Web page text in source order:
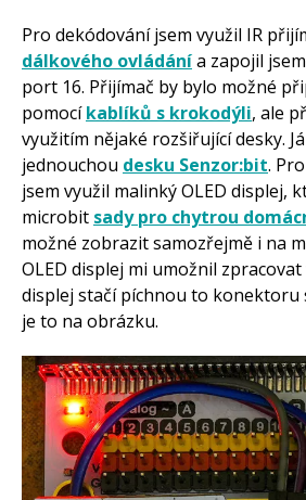
Pro dekódování jsem využil IR
dálkového ovládánía zapojil
port 16. Přijímač by bylo možné
pomocíkablíků s krokodýli, ale
využitím nějaké rozšiřující desky.
jednouchou desku Senzor:bit.
jsem využil malinký OLED displej,
microbit sady pro chytrou
možné zobrazit samozřejmě i na
OLED displej mi umožnil zpracovat
displej stačí píchnou to konektoru
je to na obrázku.